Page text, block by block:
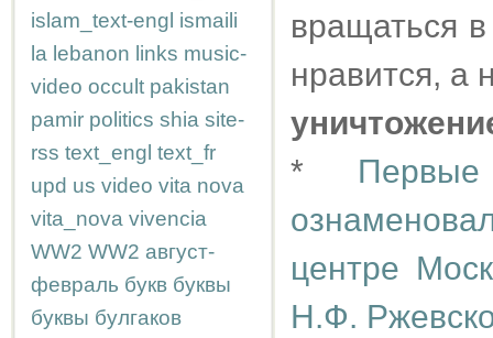
islam_text-engl ismaili
la lebanon links music-
video occult pakistan
pamir politics shia site-
rss text_engl text_fr
upd us video vita nova
vita_nova vivencia
WW2 WW2 август-
февраль букв буквы
буквы булгаков
вращаться
нравится, а
*
центре
Н.Ф.